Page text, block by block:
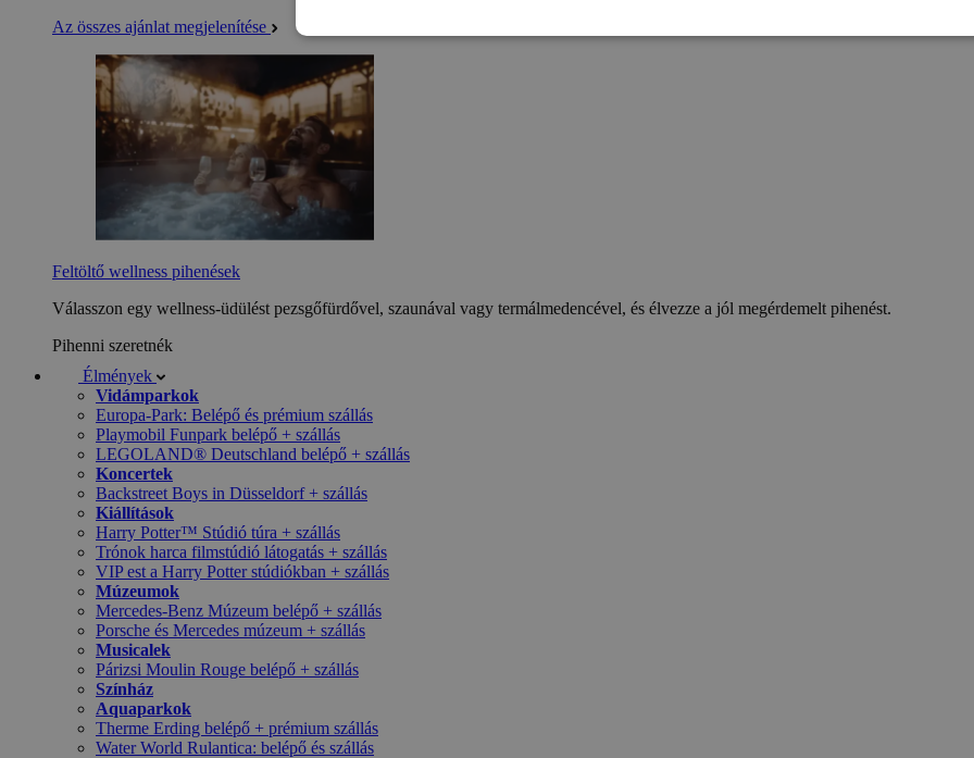
Az összes ajánlat megjelenítése
Feltöltő wellness pihenések
Válasszon egy wellness-üdülést pezsgőfürdővel, szaunával vagy termálmedencével, és élvezze a jól megérdemelt pihenést.
Pihenni szeretnék
Élmények
Vidámparkok
Europa-Park: Belépő és prémium szállás
Playmobil Funpark belépő + szállás
LEGOLAND® Deutschland belépő + szállás
Koncertek
Backstreet Boys in Düsseldorf + szállás
Kiállítások
Harry Potter™ Stúdió túra + szállás
Trónok harca filmstúdió látogatás + szállás
VIP est a Harry Potter stúdiókban + szállás
Múzeumok
Mercedes-Benz Múzeum belépő + szállás
Porsche és Mercedes múzeum + szállás
Musicalek
Párizsi Moulin Rouge belépő + szállás
Színház
Aquaparkok
Therme Erding belépő + prémium szállás
Water World Rulantica: belépő és szállás